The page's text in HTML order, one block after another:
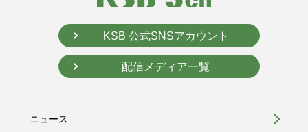
KSB 公式SNSアカウント
配信メディア一覧
ニュース